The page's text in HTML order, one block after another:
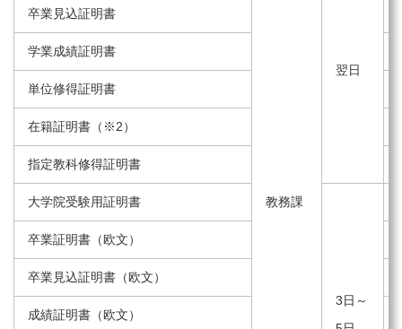
教務課
翌日
卒業見込証明書
学業成績証明書
単位修得証明書
在籍証明書（※2）
指定教科修得証明書
大学院受験用証明書
3日～
卒業証明書（欧文）
卒業見込証明書（欧文）
成績証明書（欧文）